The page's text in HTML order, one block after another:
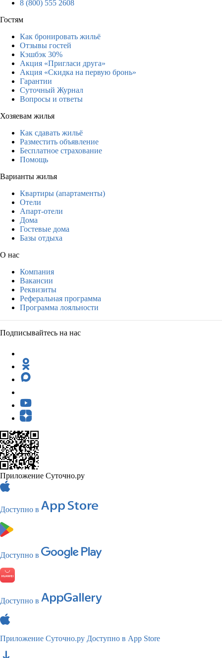
8 (800) 555 2608
Гостям
Как бронировать жильё
Отзывы гостей
Кэшбэк 30%
Акция «Пригласи друга»
Акция «Скидка на первую бронь»
Гарантии
Суточный Журнал
Вопросы и ответы
Хозяевам жилья
Как сдавать жильё
Разместить объявление
Бесплатное страхование
Помощь
Варианты жилья
Квартиры (апартаменты)
Отели
Апарт-отели
Дома
Гостевые дома
Базы отдыха
О нас
Компания
Вакансии
Реквизиты
Реферальная программа
Программа лояльности
Подписывайтесь на нас
Приложение Суточно.ру
Доступно в
Доступно в
Доступно в
Приложение Суточно.ру Доступно в App Store